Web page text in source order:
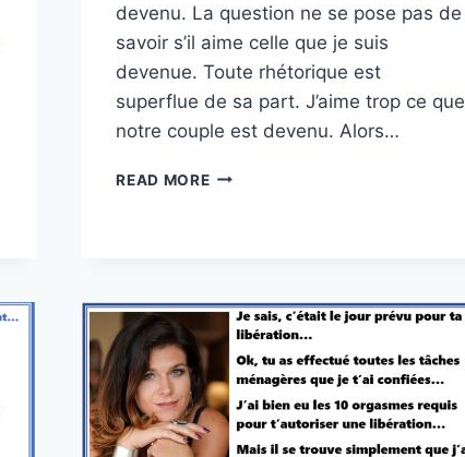
devenu. La question ne se pose pas de
savoir s’il aime celle que je suis
devenue. Toute rhétorique est
superflue de sa part. J’aime trop ce que
notre couple est devenu. Alors…
READ MOREUN